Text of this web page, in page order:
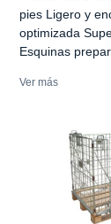
pies Ligero y
optimizada
Esquinas
Ver más